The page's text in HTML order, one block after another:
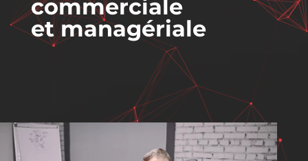
commerciale
et managériale
Saint-Malo